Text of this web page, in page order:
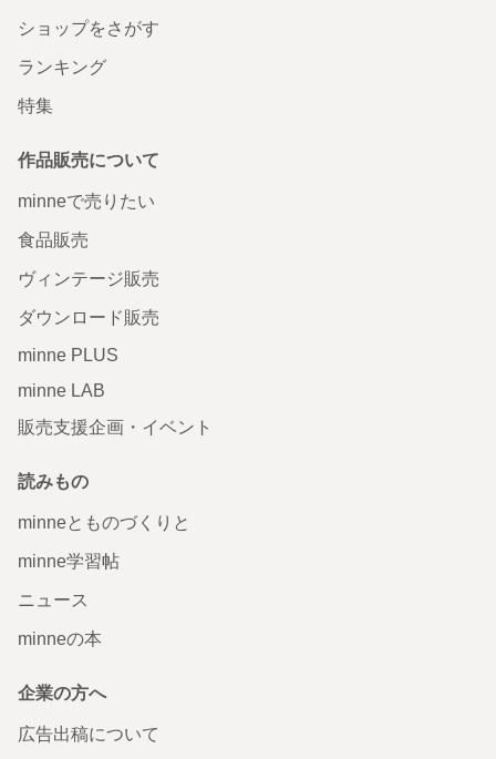
ショップをさがす
ランキング
特集
作品販売について
minneで売りたい
食品販売
ヴィンテージ販売
ダウンロード販売
minne PLUS
minne LAB
販売支援企画・イベント
読みもの
minneとものづくりと
minne学習帖
ニュース
minneの本
企業の方へ
広告出稿について